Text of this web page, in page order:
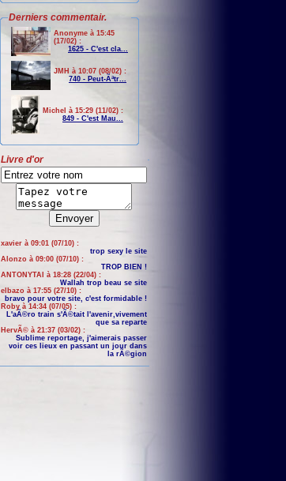
Derniers commentair.
Anonyme à 15:45
(17/02) :
1625 - C'est cla...
JMH à 10:07 (08/02) :
740 - Peut-Ãªtr...
Michel à 15:29 (11/02) :
849 - C'est Mau...
Livre d'or
xavier à 09:01 (07/10) :
trop sexy le site
Alonzo à 09:00 (07/10) :
TROP BIEN !
ANTONYTAI à 18:28 (22/04) :
Wallah trop beau se site
elbazo à 17:55 (27/10) :
bravo pour votre site, c'est formidable !
Roby à 14:34 (07/05) :
L'aÃ©ro train s'Ã©tait l'avenir,vivement
que sa reparte
HervÃ© à 21:37 (03/02) :
Sublime reportage, j'aimerais passer
voir ces lieux en passant un jour dans
la rÃ©gion